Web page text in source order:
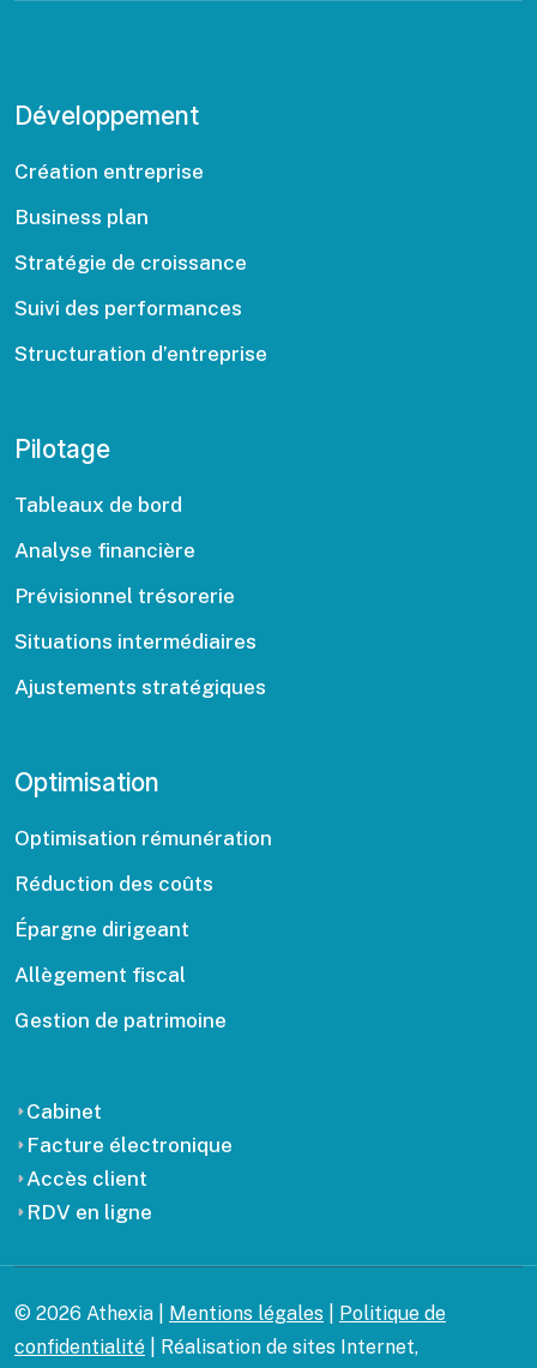
Développement
Création entreprise
Business plan
Stratégie de croissance
Suivi des performances
Structuration d’entreprise
Pilotage
Tableaux de bord
Analyse financière
Prévisionnel trésorerie
Situations intermédiaires
Ajustements stratégiques
Optimisation
Optimisation rémunération
Réduction des coûts
Épargne dirigeant
Allègement fiscal
Gestion de patrimoine
Cabinet
Facture électronique
Accès client
RDV en ligne
© 2026 Athexia | Mentions légales
Politique de
confidentialité | Réalisation de sites Internet,